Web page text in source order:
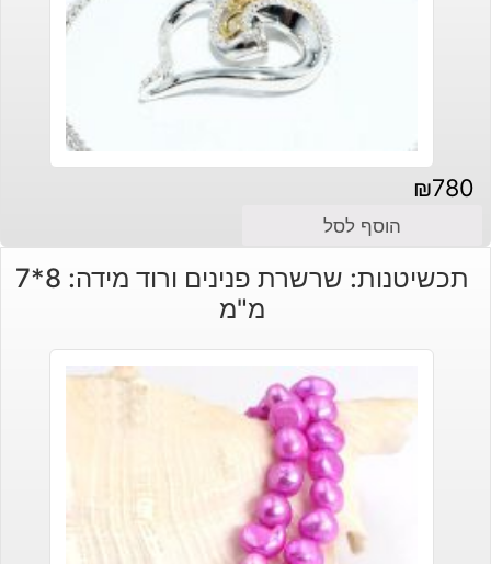
₪780
הוסף לסל
תכשיטנות: שרשרת פנינים ורוד מידה: 8*7
מ"מ